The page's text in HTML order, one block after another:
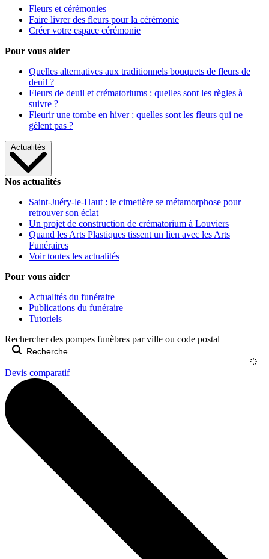
Fleurs et cérémonies
Faire livrer des fleurs pour la cérémonie
Créer votre espace cérémonie
Pour vous aider
Quelles alternatives aux traditionnels bouquets de fleurs de
deuil ?
Fleurs de deuil et crématoriums : quelles sont les règles à
suivre ?
Fleurir une tombe en hiver : quelles sont les fleurs qui ne
gèlent pas ?
Actualités
Nos actualités
Saint-Juéry-le-Haut : le cimetière se métamorphose pour
retrouver son éclat
Un projet de construction de crématorium à Louviers
Quand les Arts Plastiques tissent un lien avec les Arts
Funéraires
Voir toutes les actualités
Pour vous aider
Actualités du funéraire
Publications du funéraire
Tutoriels
Rechercher des pompes funèbres par ville ou code postal
Devis comparatif